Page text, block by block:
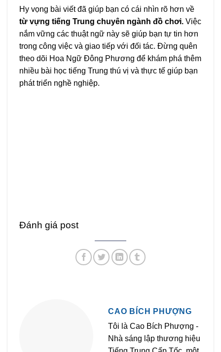
Hy vọng bài viết đã giúp bạn có cái nhìn rõ hơn về
từ vựng tiếng Trung chuyên ngành đồ chơi. Việc
nắm vững các thuật ngữ này sẽ giúp bạn tự tin hơn
trong công việc và giao tiếp với đối tác. Đừng quên
theo dõi Hoa Ngữ Đông Phương để khám phá thêm
nhiều bài học tiếng Trung thú vị và thực tế giúp bạn
phát triển nghề nghiệp.
Đánh giá post
CAO BÍCH PHƯỢNG
Tôi là Cao Bích Phượng -
Nhà sáng lập thương hiệu